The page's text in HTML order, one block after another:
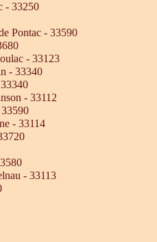
- 33250
Pontac - 33590
- 33123
- 33340
- 33112
- 33114
- 33113